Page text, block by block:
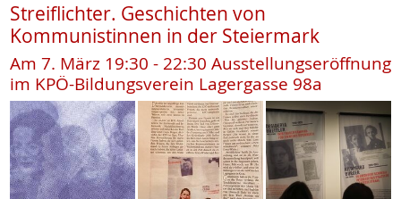
Streiflichter. Geschichten von
Kommunistinnen in der Steiermark
Am 7. März 19:30 - 22:30 Ausstellungseröffnung
im KPÖ-Bildungsverein Lagergasse 98a